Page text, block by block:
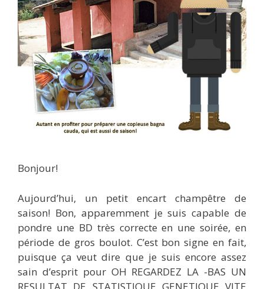
Bonjour!
Aujourd’hui, un petit encart champêtre de
saison! Bon, apparemment je suis capable de
pondre une BD très correcte en une soirée, en
période de gros boulot. C’est bon signe en fait,
puisque ça veut dire que je suis encore assez
sain d’esprit pour OH REGARDEZ LA -BAS UN
RESULTAT DE STATISTIQUE GENETIQUE VITE